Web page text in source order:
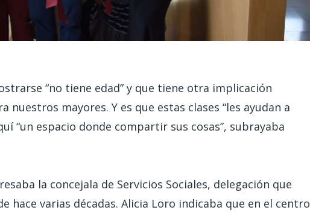
“no tiene edad” y que tiene otra implicación
mayores. Y es que estas clases “les ayudan a
“un espacio donde compartir sus cosas”, subrayaba
la concejala de Servicios Sociales, delegación que
hace varias décadas. Alicia Loro indicaba que en el centro